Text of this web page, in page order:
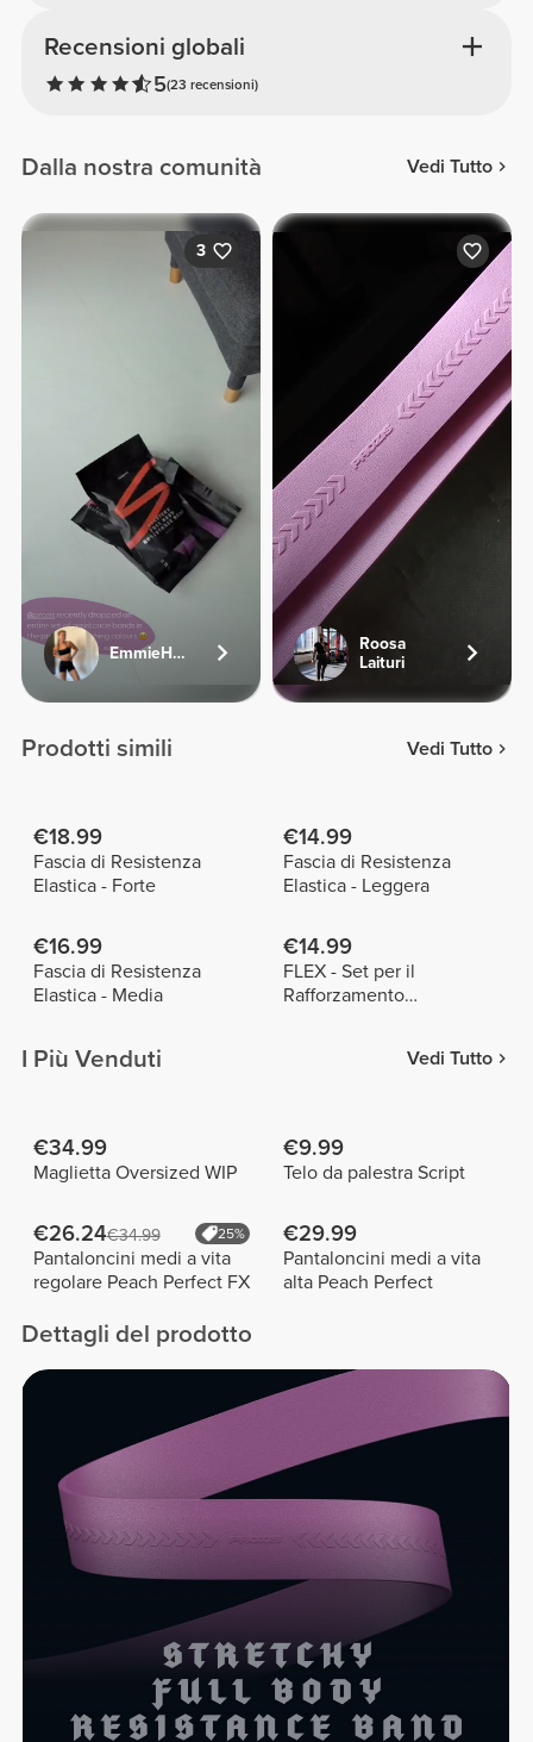
Recensioni globali
5(23 recensioni)
Dalla nostra comunità Vedi Tutto
3
EmmieHeartsFood
Roosa
Laituri
Prodotti simili Vedi Tutto
€18.99
Fascia di Resistenza
Elastica - Forte
€14.99
Fascia di Resistenza
Elastica - Leggera
€16.99
Fascia di Resistenza
Elastica - Media
€14.99
FLEX - Set per il
Rafforzamento
I Più Venduti Vedi Tutto
€34.99
Maglietta Oversized WIP
€9.99
Telo da palestra Script
€26.24€34.99 25%
Pantaloncini medi a vita
regolare Peach Perfect FX
€29.99
Pantaloncini medi a vita
alta Peach Perfect
Dettagli del prodotto